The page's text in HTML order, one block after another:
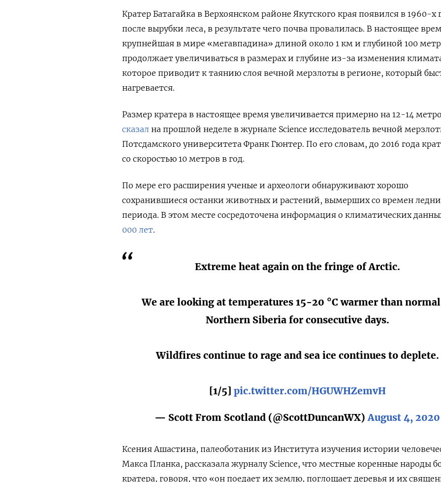
Кратер Батагайка в Верхоянском районе Якутского края появился в 1960-х
после вырубки леса, в результате чего почва провалилась. В настоящее
крупнейшая в мире «мегавпадина» длиной около 1 км и глубиной 100
продолжает увеличиваться в размерах и глубине из-за изменения
которое приводит к таянию слоя вечной мерзлоты в регионе, который
нагревается.
Размер кратера в настоящее время увеличивается примерно на 12-14
сказал на прошлой неделе в журнале Science исследователь вечной
Потсдамского университета Франк Гюнтер. По его словам, до 2016 года
со скоростью 10 метров в год.
По мере его расширения ученые и археологи обнаруживают хорошо
сохранившиеся останки животных и растений, вымерших со времен
периода. В этом месте сосредоточена информация о климатических
000 лет.
Extreme heat again on the fringe of Arctic.
We are looking at temperatures 15-20 °C warmer than
Northern Siberia for consecutive days.
Wildfires continue to rage and sea ice continues to deplete.
[1/5] pic.twitter.com/HGUWHZemvH
— Scott From Scotland (@ScottDuncanWX)August 4, 2020
Ксения Ашастина, палеоботаник из Института изучения истории
Макса Планка, рассказала журналу Science, что местные коренные народы
кратера, говоря, что «он поедает их землю, поглощает деревья и их